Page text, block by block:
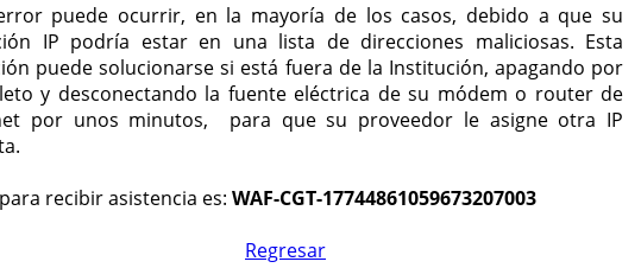
puede ocurrir, en la mayoría de los casos, debido a que su
IP podría estar en una lista de direcciones maliciosas. Esta
puede solucionarse si está fuera de la Institución, apagando por
y desconectando la fuente eléctrica de su módem o router de
por unos minutos, para que su proveedor le asigne otra IP
recibir asistencia es: WAF-CGT-17744861059673207003
Regresar